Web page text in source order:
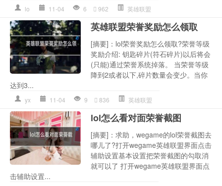
lo 11-04 6 962 英雄联盟
英雄联盟荣誉奖励怎么领取
[摘要]：lol荣誉奖励怎么领取?荣誉等级
奖励介绍: 钥匙碎片(符石碎片)以后将会
(只能)通过荣誉系统掉落。 当荣誉等级
降到2或者以下,碎片数量会变少。当你
达到3...
yx 11-04 9 836 英雄联盟
lol怎么看对面荣誉截图
[摘要]：求助，wegame的lol荣誉截图去
哪儿了?打开wegame英雄联盟界面点击
辅助设置基本设置把荣誉截图的勾取消
就可以了 打开wegame英雄联盟界面点
击辅助设置...